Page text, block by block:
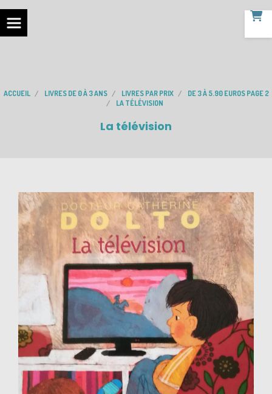
ACCUEIL LIVRES DE 0 À 3 ANS LIVRES PAR PRIX
DE 3 À 5.90 EUROS PAGE 2
LA TÉLÉVISION
La télévision